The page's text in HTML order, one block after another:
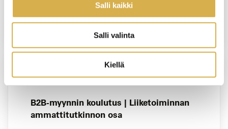
Salli kaikki
Salli valinta
Kiellä
B2B-myynnin koulutus | Liiketoiminnan
ammattitutkinnon osa